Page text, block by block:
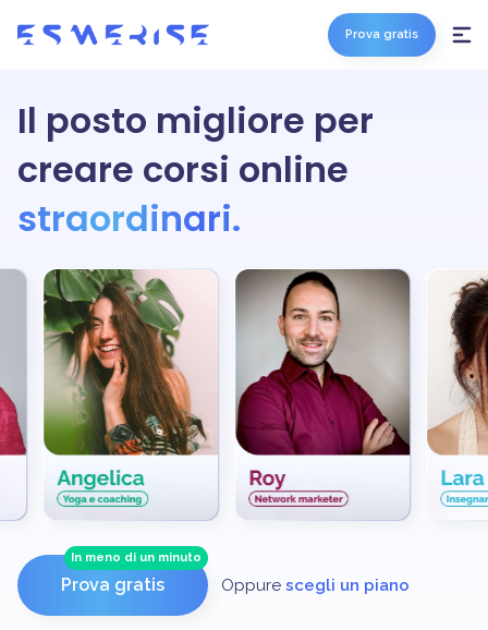
Prova gratis
Il posto migliore per
creare corsi online
straordinari.
In meno di un minuto
Prova gratis Oppure scegli un piano